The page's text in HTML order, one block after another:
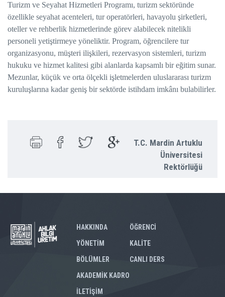
Turizm ve Seyahat Hizmetleri Programı, turizm sektöründe
özellikle seyahat acenteleri, tur operatörleri, havayolu şirketleri,
oteller ve rehberlik hizmetlerinde görev alabilecek nitelikli
personeli yetiştirmeye yöneliktir. Program, öğrencilere tur
organizasyonu, müşteri ilişkileri, rezervasyon sistemleri, turizm
hukuku ve hizmet kalitesi gibi alanlarda kapsamlı bir eğitim sunar.
Mezunlar, küçük ve orta ölçekli işletmelerden uluslararası turizm
kuruluşlarına kadar geniş bir sektörde istihdam imkânı bulabilirler.
T.C. Mardin Artuklu
Üniversitesi
Rektörlüğü
HAKKINDA
YÖNETİM
BÖLÜMLER
ÖĞRENCİ
KALİTE
CANLI DERS
AKADEMİK KADRO
İLETİŞİM